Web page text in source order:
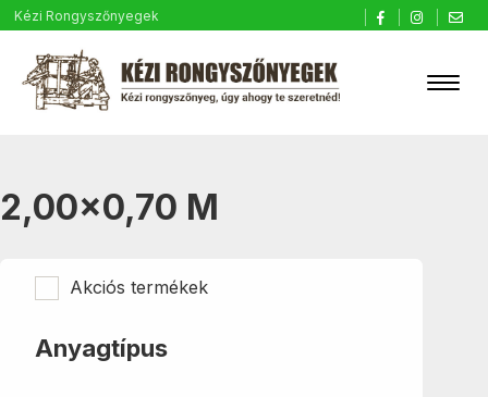
Kézi Rongyszőnyegek
2,00×0,70 M
Akciós termékek
Anyagtípus